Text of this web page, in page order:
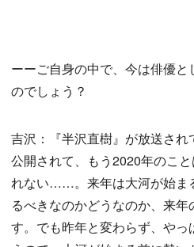
ーーご自身の中で、今は俳優
のでしょう？
吉沢：『半沢直樹』が放送さ
公開されて、もう2020年のこ
れない……。来年は大河が始ま
るべきなのかどうなのか、来年
す。でも昨年と変わらず、や